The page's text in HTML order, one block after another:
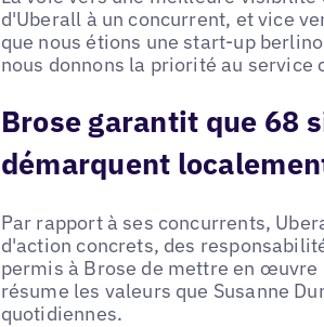
d'Uberall à un concurrent, et vice
que nous étions une start-up
nous donnons la priorité au service
Brose garantit que 68
démarquent
Par rapport à ses concurrents,
d'action concrets, des
permis à Brose de mettre en
résume les valeurs que Susanne
quotidiennes.